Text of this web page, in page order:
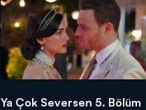
Ya Çok Seversen 5. Bölüm